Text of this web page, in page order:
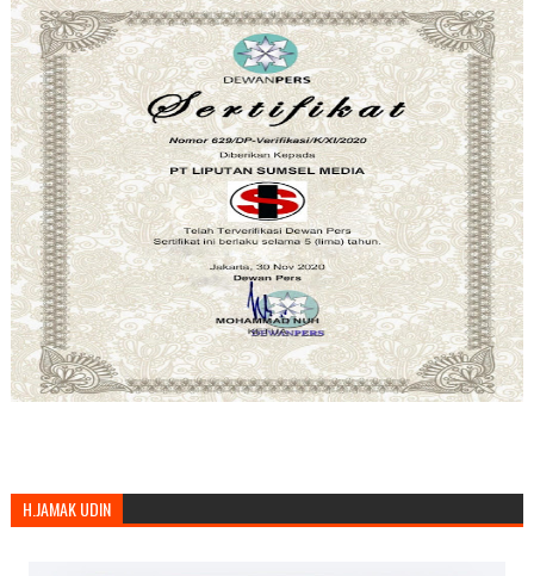
H.JAMAK UDIN